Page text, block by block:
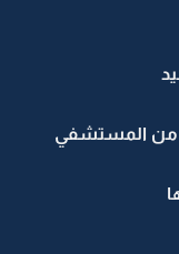
المستشفي